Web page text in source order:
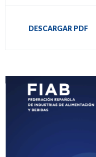
DESCARGAR PDF